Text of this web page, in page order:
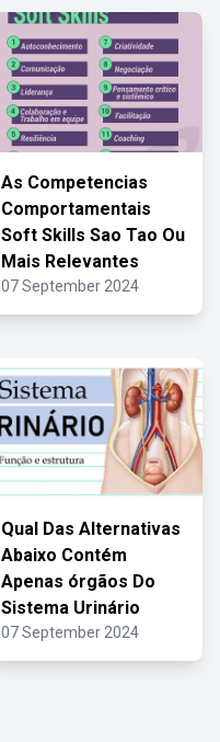
As Competencias
Comportamentais
Soft Skills Sao Tao Ou
Mais Relevantes
07 September 2024
Qual Das Alternativas
Abaixo Contém
Apenas órgãos Do
Sistema Urinário
07 September 2024